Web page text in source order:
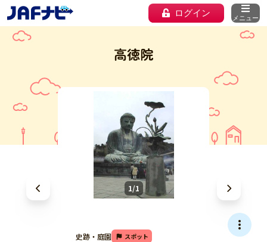
ログイン メニュー
高徳院
1/1
史跡・庭園 スポット